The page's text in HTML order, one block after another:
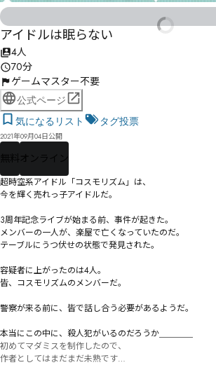
アイドルは眠らない
4人
70分
ゲームマスター不要
公式ページ
気になるリスト
タグ投票
2021年09月04日公開
無料 オンライン
超時空系アイドル「コスモリズム」は、
今を輝く売れっ子アイドルだ。
3周年記念ライブが始まる前、事件が起きた。
メンバーの一人が、楽屋で亡くなっていたのだ。
テーブルにうつ伏せの状態で発見された。
容疑者に上がったのは4人。
皆、コスモリズムのメンバーだ。
警察が来る前に、皆で話し合う必要があるようだ。
初めてマダミスを制作したので、
作者としてはまだまだ未熟です…